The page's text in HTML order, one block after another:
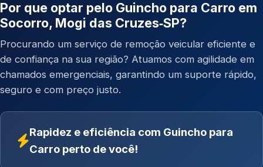
Por que optar pelo Guincho para Carro em
Socorro, Mogi das Cruzes‑SP?
Procurando um serviço de remoção veicular eficiente e
de confiança na sua região? Atuamos com agilidade em
chamados emergenciais, garantindo um suporte rápido,
seguro e com preço justo.
Rapidez e eficiência com Guincho para
Carro perto de você!